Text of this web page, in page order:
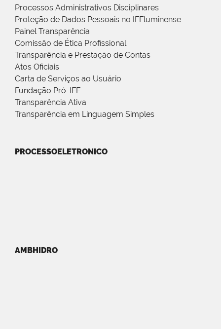
Processos Administrativos Disciplinares
Proteção de Dados Pessoais no IFFluminense
Painel Transparência
Comissão de Ética Profissional
Transparência e Prestação de Contas
Atos Oficiais
Carta de Serviços ao Usuário
Fundação Pró-IFF
Transparência Ativa
Transparência em Linguagem Simples
PROCESSOELETRONICO
AMBHIDRO